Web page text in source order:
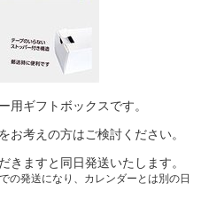
用ギフトボックスです。
お考えの方はご検討ください。
きますと同日発送いたします。
の発送になり、カレンダーとは別の日